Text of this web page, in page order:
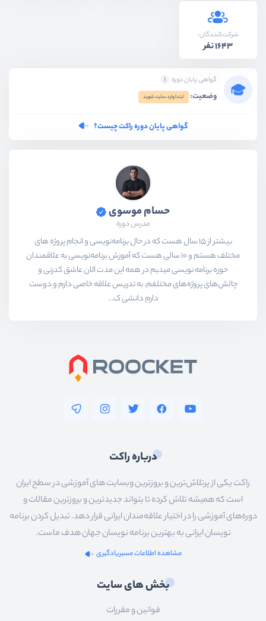
شرکت‌کنندگان:
1643 نفر
گواهی پایان دوره
وضعیت: ابتدا وارد سایت شوید
گواهی پایان دوره راکت چیست؟
حسام موسوی
مدرس دوره
بیشتر از ۱۵ سال هست که در حال برنامه‌نویسی و انجام پروژه های
مختلف هستم و ۱۰ سالی هست که آموزش برنامه‌نویسی به علاقمندان
حوزه برنامه نویسی میدیم در همه این مدت الان عاشق کدزنی و
چالش‌های پروژه‌های مختلفم. به تدریس علاقه خاصی دارم و دوست
دارم دانشی ک...
درباره راکت
راکت یکی از پرتلاش‌ترین و بروزترین وبسایت های آموزشی در سطح ایران
است که همیشه تلاش کرده تا بتواند جدیدترین و بروزترین مقالات و
دوره‌های آموزشی را در اختیار علاقه‌مندان ایرانی قرار دهد. تبدیل کردن برنامه
نویسان ایرانی به بهترین برنامه نویسان جهان هدف ماست.
مشاهده اطلاعات مسیریادگیری
بخش های سایت
قوانین و مقررات